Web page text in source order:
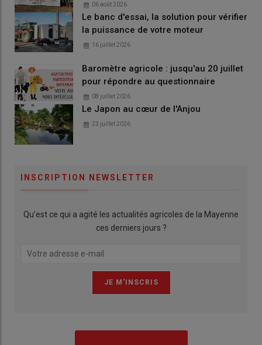
06 août 2026
Le banc d'essai, la solution pour vérifier
la puissance de votre moteur
16 juillet 2026
Baromètre agricole : jusqu'au 20 juillet
pour répondre au questionnaire
08 juillet 2026
Le Japon au cœur de l'Anjou
23 juillet 2026
INSCRIPTION NEWSLETTER
Qu’est ce qui a agité les actualités agricoles de la Mayenne
ces derniers jours ?